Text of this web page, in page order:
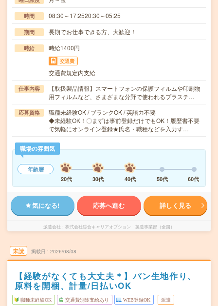
時間 08:30～17:2520:30～05:25
期間 長期でお仕事できる方、大歓迎！
時給 時給1400円
交通費
交通費規定内支給
仕事内容
【取扱製品情報】スマートフォンの保護フィルムや印刷物
用フィルムなど、さまざまな分野で使われるプラスチ…
応募資格
職種未経験OK / ブランクOK / 英語力不要
◆未経験OK！〇まずは事前登録だけでもOK！履歴書不要
で気軽にオンライン登録★氏名・職種などを入力す…
職場の雰囲気
年齢層
20代
30代 40代 50代 60代
気になる! 応募へ進む 詳しく見る
派遣会社 株式会社綜合キャリアオプション 製造事業部（全国）
未読 掲載日 2026/08/08
【経験がなくても大丈夫＊】パン生地作り、
原料を開梱、計量/日払いOK
職種未経験OK 交通費別途支給あり WEB登録OK 派遣